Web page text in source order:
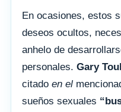
En ocasiones, estos
deseos ocultos,
anhelo de
personales. Gary
citado en el
sueños sexuales